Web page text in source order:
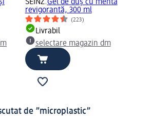
SEINZ.Gel de duș cu mentă
revigorantă, 300 ml
(223)
Livrabil
selectare magazin dm
de ”microplastic”